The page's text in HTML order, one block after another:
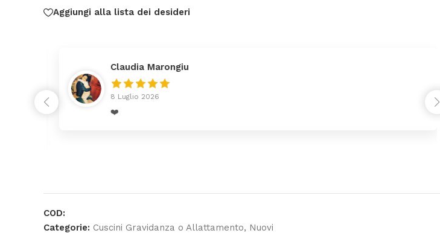
Aggiungi alla lista dei desideri
Claudia Marongiu
8 Luglio 2026
❤️
COD:
Categorie: Cuscini Gravidanza o Allattamento, Nuovi